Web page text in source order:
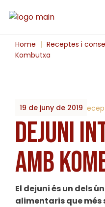
the
Home Receptes i
Kombutxa
19 de juny de 2019
By 2023_Biobrots
DEJUNI
AMB
El dejuni és un dels
alimentaris que més